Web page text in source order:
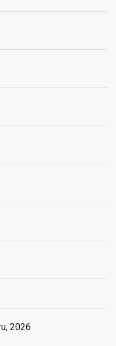
2026